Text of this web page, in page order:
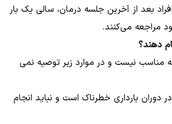
بعد از آخرین جلسه درمان، سالی یک بار
مراجعه می‌کنند.
دهند؟​
مناسب نیست و در موارد زیر توصیه نمی
دوران بارداری خطرناک است و نباید انجام